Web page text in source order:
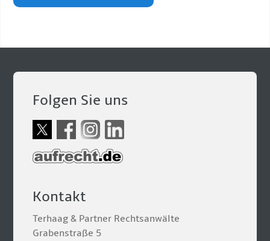
Folgen Sie uns
Kontakt
Terhaag & Partner Rechtsanwälte
Grabenstraße 5